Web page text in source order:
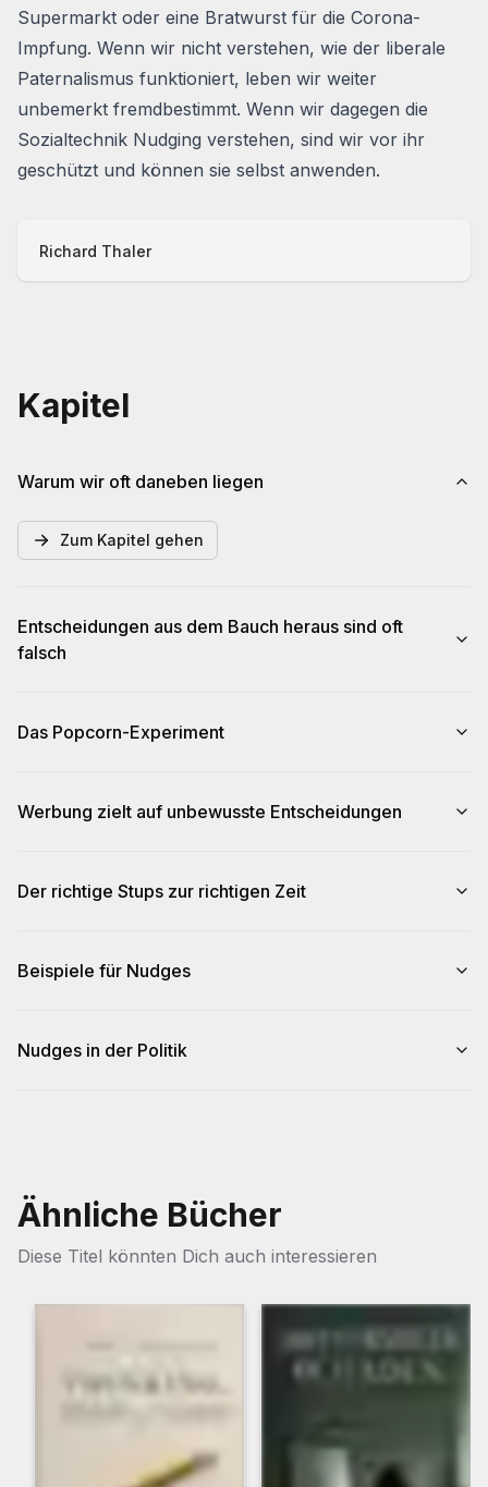
Supermarkt oder eine Bratwurst für die Corona-
Impfung. Wenn wir nicht verstehen, wie der liberale
Paternalismus funktioniert, leben wir weiter
unbemerkt fremdbestimmt. Wenn wir dagegen die
Sozialtechnik Nudging verstehen, sind wir vor ihr
geschützt und können sie selbst anwenden.
Richard Thaler
Kapitel
Warum wir oft daneben liegen
Zum Kapitel gehen
Entscheidungen aus dem Bauch heraus sind oft
falsch
Das Popcorn-Experiment
Werbung zielt auf unbewusste Entscheidungen
Der richtige Stups zur richtigen Zeit
Beispiele für Nudges
Nudges in der Politik
Ähnliche Bücher
Diese Titel könnten Dich auch interessieren